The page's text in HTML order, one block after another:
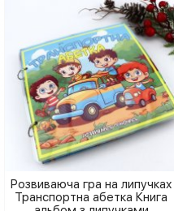
Розвиваюча гра на липучках
Транспортна абетка Книга